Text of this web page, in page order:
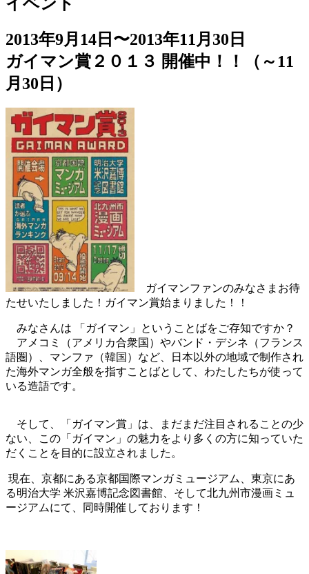
2013年9月14日〜2013年11月30日
ガイマン賞２０１３ 開催中！！（～11
月30日）
ガイマンファンのみなさまお待
たせいたしました！ガイマン賞始まりました！！
みなさんは 「ガイマン」ということばをご存知ですか？
アメコミ（アメリカ合衆国）やバンド・デシネ（フランス
語圏）、マンファ（韓国）など、日本以外の地域で制作され
た海外マンガ全般を指すことばとして、わたしたちが使って
いる造語です。
そして、「ガイマン賞」は、まだまだ注目されることの少
ない、この「ガイマン」の魅力をより多くの方に知っていた
だくことを目的に設立されました。
現在、京都にある京都国際マンガミュージアム、東京にあ
る明治大学 米沢嘉博記念図書館、そして北九州市漫画ミュ
ージアムにて、同時開催しております！